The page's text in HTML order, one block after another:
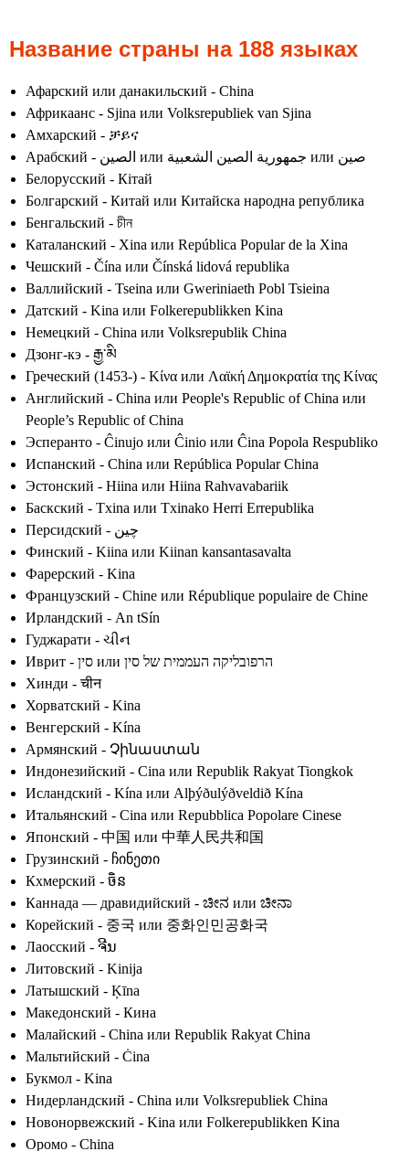
Название страны на 188 языках
Афарский или данакильский - China
Африкаанс - Sjina или Volksrepubliek van Sjina
Амхарский - ቻይና
Арабский - الصين или جمهورية الصين الشعبية или صين
Белорусский - Кітай
Болгарский - Китай или Китайска народна република
Бенгальский - চীন
Каталанский - Xina или República Popular de la Xina
Чешский - Čína или Čínská lidová republika
Валлийский - Tseina или Gweriniaeth Pobl Tsieina
Датский - Kina или Folkerepublikken Kina
Немецкий - China или Volksrepublik China
Дзонг-кэ - རྒྱ་མི
Греческий (1453-) - Κίνα или Λαϊκή Δημοκρατία της Κίνας
Английский - China или People's Republic of China или
People’s Republic of China
Эсперанто - Ĉinujo или Ĉinio или Ĉina Popola Respubliko
Испанский - China или República Popular China
Эстонский - Hiina или Hiina Rahvavabariik
Баскский - Txina или Txinako Herri Errepublika
Персидский - چین
Финский - Kiina или Kiinan kansantasavalta
Фарерский - Kina
Французский - Chine или République populaire de Chine
Ирландский - An tSín
Гуджарати - ચીન
Иврит - סין или הרפובליקה העממית של סין
Хинди - चीन
Хорватский - Kina
Венгерский - Kína
Армянский - Չինաստան
Индонезийский - Cina или Republik Rakyat Tiongkok
Исландский - Kína или Alþýðulýðveldið Kína
Итальянский - Cina или Repubblica Popolare Cinese
Японский - 中国 или 中華人民共和国
Грузинский - ჩინეთი
Кхмерский - ចិន
Каннада — дравидийский - ಚೀನ или ಚೀನಾ
Корейский - 중국 или 중화인민공화국
Лаосский - ຈີນ
Литовский - Kinija
Латышский - Ķīna
Македонский - Кина
Малайский - China или Republik Rakyat China
Мальтийский - Ċina
Букмол - Kina
Нидерландский - China или Volksrepubliek China
Новонорвежский - Kina или Folkerepublikken Kina
Оромо - China